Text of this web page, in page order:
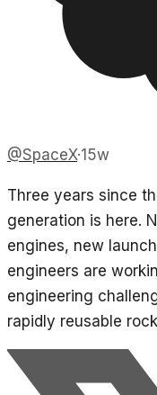
@SpaceX·15w
Three years since
generation is here.
engines, new
engineers are
engineering
rapidly reusable